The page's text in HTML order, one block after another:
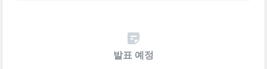
발표 예정